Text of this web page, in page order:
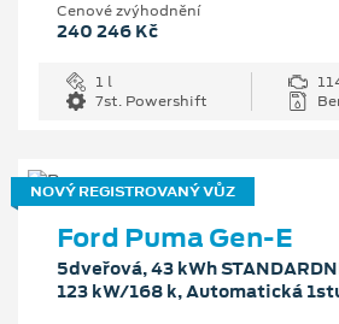
Cenové zvýhodnění
240 246 Kč
1 l
7st. Powershift
NOVÝ REGISTROVANÝ VŮZ
Ford Puma Gen-E
5dveřová, 43 kWh
123 kW/168 k, Automatická